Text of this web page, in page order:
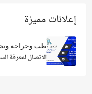
إعلانات مميزة
طب وجراحة
الاتصال لمعرفة